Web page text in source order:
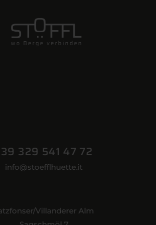
329 541 47 72
info@stoefflhuette.it
Villanderer Alm